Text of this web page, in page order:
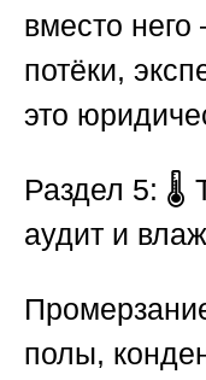
вместо
потёки,
это
Раздел 5: 🌡️
аудит и
полы,